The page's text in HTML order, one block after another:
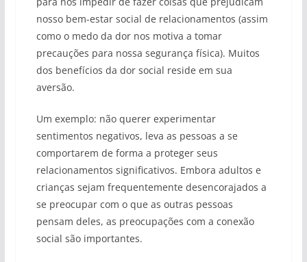
nosso bem-estar social de relacionamentos (assim
como o medo da dor nos motiva a tomar
precauções para nossa segurança física). Muitos
dos benefícios da dor social reside em sua
aversão.
Um exemplo: não querer experimentar
sentimentos negativos, leva as pessoas a se
comportarem de forma a proteger seus
relacionamentos significativos. Embora adultos e
crianças sejam frequentemente desencorajados a
se preocupar com o que as outras pessoas
pensam deles, as preocupações com a conexão
social são importantes.